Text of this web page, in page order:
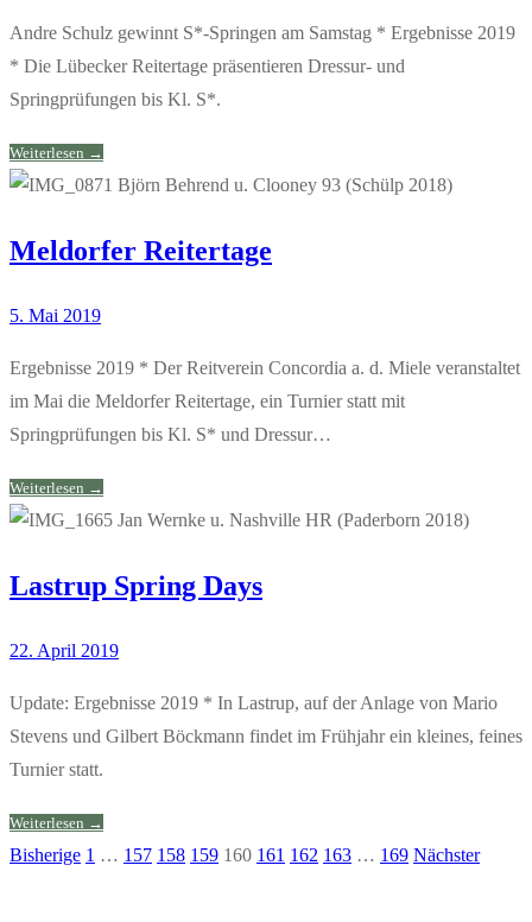
Andre Schulz gewinnt S*-Springen am Samstag * Ergebnisse 2019
* Die Lübecker Reitertage präsentieren Dressur- und
Springprüfungen bis Kl. S*.
Weiterlesen →
Meldorfer Reitertage
5. Mai 2019
Ergebnisse 2019 * Der Reitverein Concordia a. d. Miele veranstaltet
im Mai die Meldorfer Reitertage, ein Turnier statt mit
Springprüfungen bis Kl. S* und Dressur…
Weiterlesen →
Lastrup Spring Days
22. April 2019
Update: Ergebnisse 2019 * In Lastrup, auf der Anlage von Mario
Stevens und Gilbert Böckmann findet im Frühjahr ein kleines, feines
Turnier statt.
Weiterlesen →
Seitennummerierung
Bisherige 1 … 157 158 159 160 161 162 163 … 169 Nächster